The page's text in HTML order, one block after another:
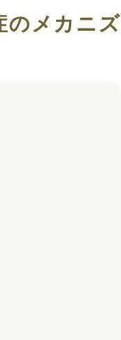
のメカニズ